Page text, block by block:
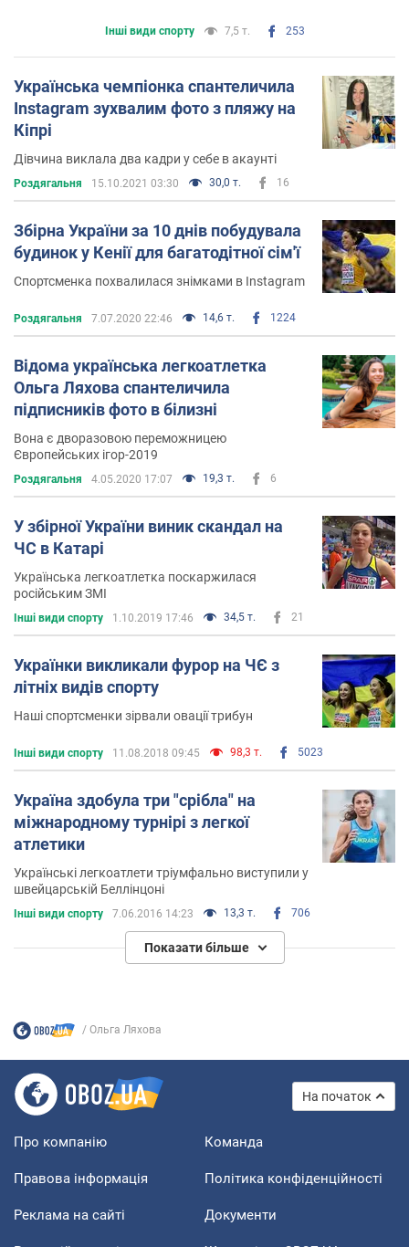
Інші види спорту 7,5 т. 253
Українська чемпіонка спантеличила
Instagram зухвалим фото з пляжу на
Кіпрі
Дівчина виклала два кадри у себе в акаунті
Роздягальня 15.10.2021 03:30 30,0 т. 16
Збірна України за 10 днів побудувала
будинок у Кенії для багатодітної сім'ї
Спортсменка похвалилася знімками в Instagram
Роздягальня 7.07.2020 22:46 14,6 т. 1224
Відома українська легкоатлетка
Ольга Ляхова спантеличила
підписників фото в білизні
Вона є дворазовою переможницею
Європейських ігор-2019
Роздягальня 4.05.2020 17:07 19,3 т. 6
У збірної України виник скандал на
ЧС в Катарі
Українська легкоатлетка поскаржилася
російським ЗМІ
Інші види спорту 1.10.2019 17:46 34,5 т. 21
Українки викликали фурор на ЧЄ з
літніх видів спорту
Наші спортсменки зірвали овації трибун
Інші види спорту 11.08.2018 09:45 98,3 т. 5023
Україна здобула три "срібла" на
міжнародному турнірі з легкої
атлетики
Українські легкоатлети тріумфально виступили у
швейцарській Беллінцоні
Інші види спорту 7.06.2016 14:23 13,3 т. 706
Показати більше
Ольга Ляхова
На початок
Про компанію Команда
Правова інформація Політика конфіденційності
Реклама на сайті Документи